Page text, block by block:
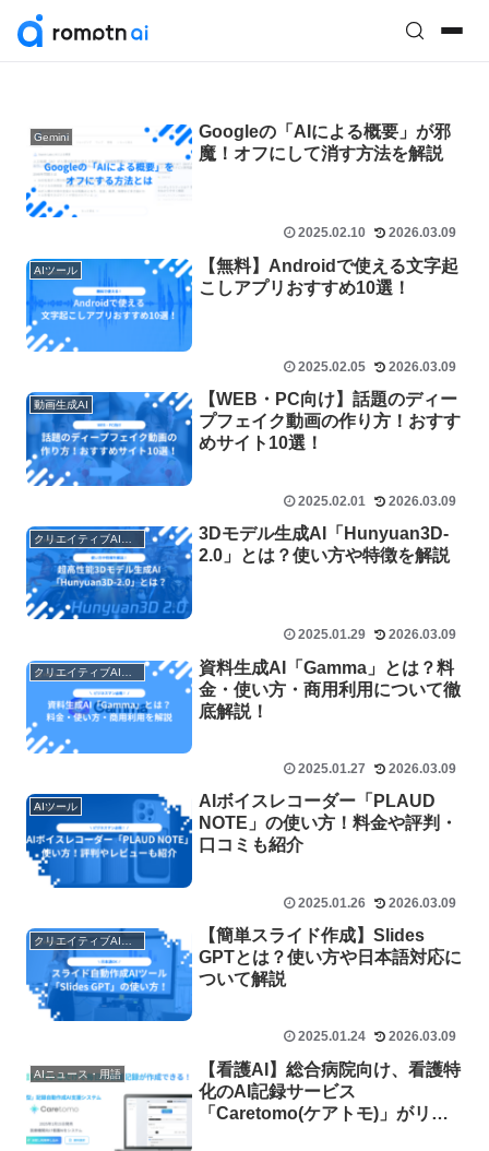
Gemini
Googleの「AIによる概要」が邪
魔！オフにして消す方法を解説
2025.02.10 2026.03.09
AIツール
【無料】Androidで使える文字起
こしアプリおすすめ10選！
2025.02.05 2026.03.09
動画生成AI
【WEB・PC向け】話題のディー
プフェイク動画の作り方！おすす
めサイト10選！
2025.02.01 2026.03.09
3Dモデル生成AI「Hunyuan3D-
2.0」とは？使い方や特徴を解説
2025.01.29 2026.03.09
資料生成AI「Gamma」とは？料
金・使い方・商用利用について徹
底解説！
2025.01.27 2026.03.09
AIツール
AIボイスレコーダー「PLAUD
NOTE」の使い方！料金や評判・
口コミも紹介
2025.01.26 2026.03.09
【簡単スライド作成】Slides
GPTとは？使い方や日本語対応に
ついて解説
2025.01.24 2026.03.09
AIニュース・用語
【看護AI】総合病院向け、看護特
化のAI記録サービス
「Caretomo(ケアトモ)」がリリ